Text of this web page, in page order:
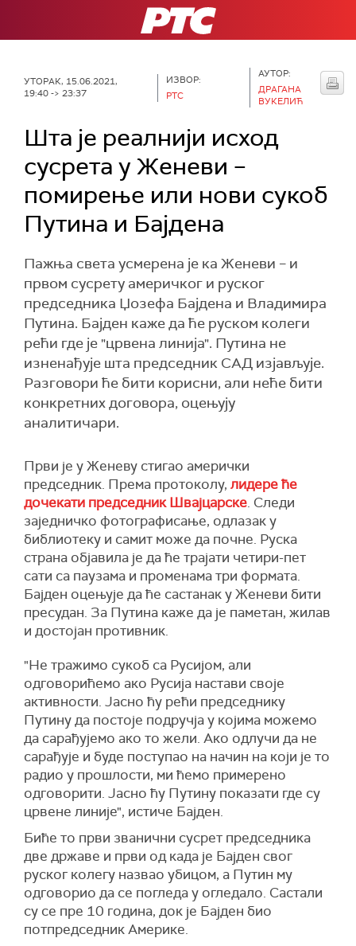
РТС
УТОРАК, 15.06.2021,
19:40 -> 23:37
ИЗВОР:
РТС
АУТОР:
ДРАГАНА
ВУКЕЛИЋ
Шта је реалнији исход
сусрета у Женеви –
помирење или нови сукоб
Путина и Бајдена
Пажња света усмерена је ка Женеви – и
првом сусрету америчког и руског
председника Џозефа Бајдена и Владимира
Путина. Бајден каже да ће руском колеги
рећи где је "црвена линија". Путина не
изненађује шта председник САД изјављује.
Разговори ће бити корисни, али неће бити
конкретних договора, оцењују
аналитичари.
Први је у Женеву стигао амерички
председник. Према протоколу, лидере ће
дочекати председник Швајцарске. Следи
заједничко фотографисање, одлазак у
библиотеку и самит може да почне. Руска
страна објавила је да ће трајати четири-пет
сати са паузама и променама три формата.
Бајден оцењује да ће састанак у Женеви бити
пресудан. За Путина каже да је паметан, жилав
и достојан противник.
"Не тражимо сукоб са Русијом, али
одговорићемо ако Русија настави своје
активности. Јасно ћу рећи председнику
Путину да постоје подручја у којима можемо
да сарађујемо ако то жели. Ако одлучи да не
сарађује и буде поступао на начин на који је то
радио у прошлости, ми ћемо примерено
одговорити. Јасно ћу Путину показати где су
црвене линије", истиче Бајден.
Биће то први званични сусрет председника
две државе и први од када је Бајден свог
руског колегу назвао убицом, а Путин му
одговорио да се погледа у огледало. Састали
су се пре 10 година, док је Бајден био
потпредседник Америке.